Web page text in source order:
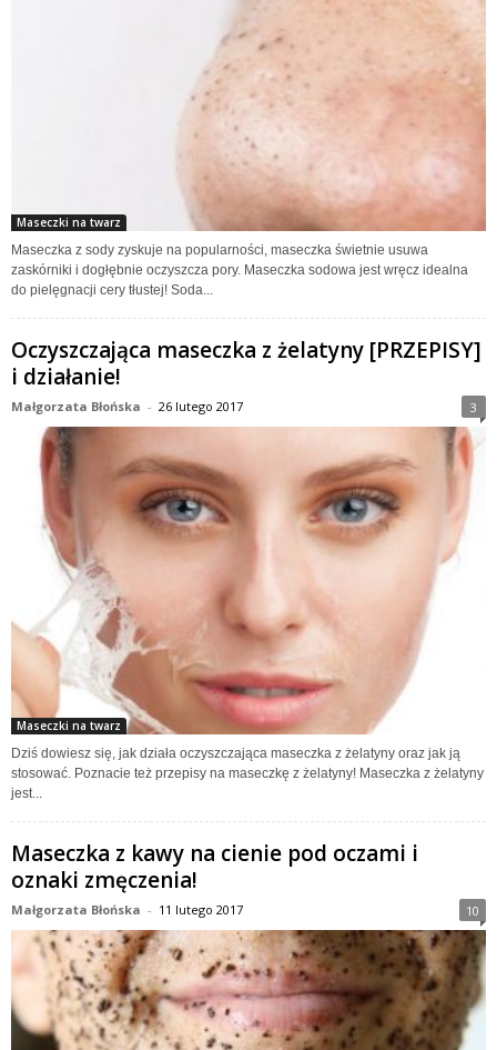
Maseczki na twarz
Maseczka z sody zyskuje na popularności, maseczka świetnie usuwa
zaskórniki i dogłębnie oczyszcza pory. Maseczka sodowa jest wręcz idealna
do pielęgnacji cery tłustej! Soda...
Oczyszczająca maseczka z żelatyny [PRZEPISY]
i działanie!
Małgorzata Błońska - 26 lutego 2017 3
Maseczki na twarz
Dziś dowiesz się, jak działa oczyszczająca maseczka z żelatyny oraz jak ją
stosować. Poznacie też przepisy na maseczkę z żelatyny! Maseczka z żelatyny
jest...
Maseczka z kawy na cienie pod oczami i
oznaki zmęczenia!
Małgorzata Błońska - 11 lutego 2017 10